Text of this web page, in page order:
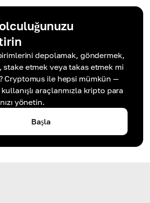
depolamak, göndermek,
stake etmek veya takas etmek mi
Cryptomus ile hepsi mümkün —
araçlarımızla kripto para
yönetin.
Başla